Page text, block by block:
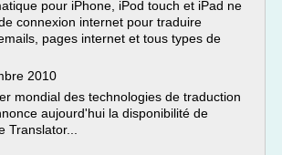
pour iPhone, iPod touch et iPad ne
connexion internet pour traduire
pages internet et tous types de
2010
mondial des technologies de traduction
aujourd'hui la disponibilité de
Translator...